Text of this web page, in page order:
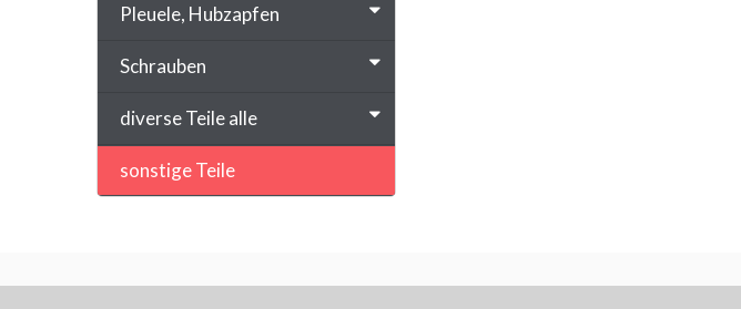
Pleuele, Hubzapfen
Schrauben
diverse Teile alle
sonstige Teile